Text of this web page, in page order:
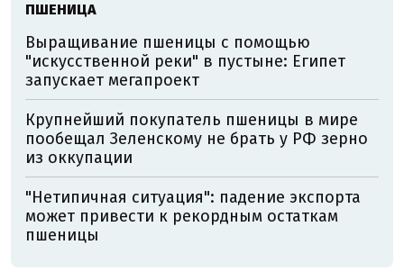
ПШЕНИЦА
Выращивание пшеницы с помощью
"искусственной реки" в пустыне: Египет
запускает мегапроект
Крупнейший покупатель пшеницы в мире
пообещал Зеленскому не брать у РФ зерно
из оккупации
"Нетипичная ситуация": падение экспорта
может привести к рекордным остаткам
пшеницы